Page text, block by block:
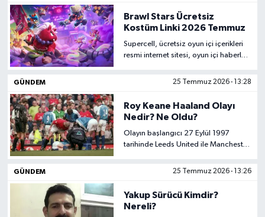
cüzdan oluşturulmaktadır. Kullanıcılar
depozito iade makinesini veya iade
merkezini görüntüleyebilmektedir.
Brawl Stars Ücretsiz
Kostüm Linki 2026 Temmuz
Supercell, ücretsiz oyun içi içerikleri
resmi internet sitesi, oyun içi haberler
hesapları üzerinden duyurmaktadır.
yayımlanan ve tüm oyunculara
kampanya açıklanmamıştır. internette
dolaşan bağlantılar resmi ödül
GÜNDEM 25 Temmuz 2026 - 13:28
Roy Keane Haaland Olayı
Nedir? Ne Oldu?
Olayın başlangıcı 27 Eylül 1997
tarihinde Leeds United ile Manchester
League maçına dayanmaktadır. Roy
kaldığı sırada Leeds forması giyen Alf-
GÜNDEM 25 Temmuz 2026 - 13:26
Yakup Sürücü Kimdir?
Nereli?